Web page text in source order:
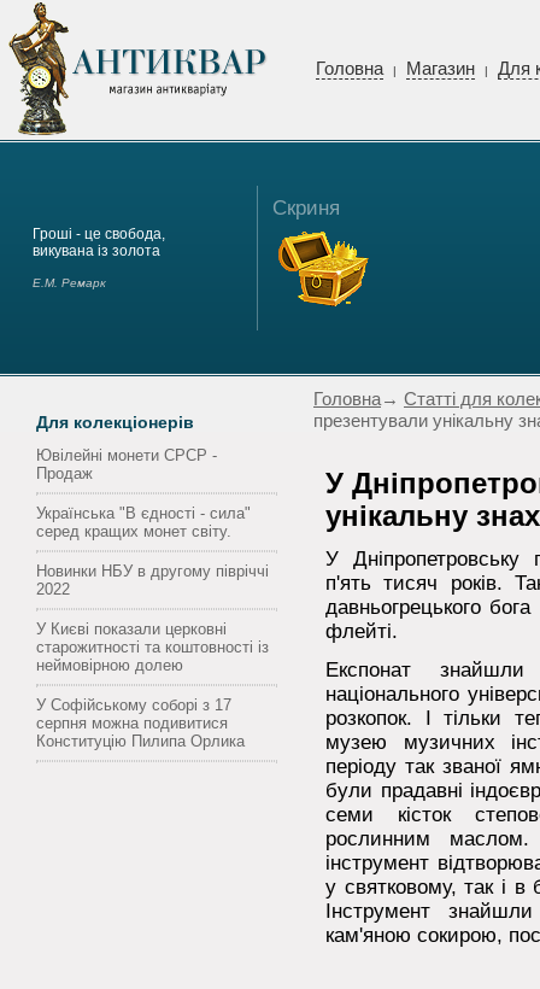
Головна | Магазин | Для
Гроші - це свобода,
викувана із золота
Е.М. Ремарк
Скриня
Для колекціонерів
Ювілейні монети СРСР -
Продаж
Українська "В єдності - сила"
серед кращих монет світу.
Новинки НБУ в другому півріччі
2022
У Києві показали церковні
старожитності та коштовності із
неймовірною долею
У Софійському соборі з 17
серпня можна подивитися
Конституцію Пилипа Орлика
Головна→ Статті для
презентували унікальну
У
унікальну
У
п'ять тисяч років.
давньогрецького
флейті.
Експонат знайшли
національного
розкопок. І тільки
музею музичних
періоду так званої
були прадавні
семи кісток
рослинним
інструмент
у святковому, так і в
Інструмент
кам'яною сокирою,